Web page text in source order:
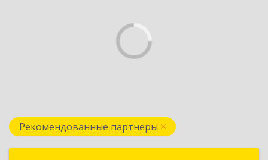
Рекомендованные партнеры